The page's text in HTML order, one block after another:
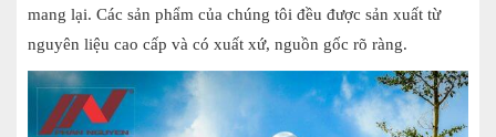
mang lại. Các sản phẩm của chúng tôi đều được sản xuất từ
nguyên liệu cao cấp và có xuất xứ, nguồn gốc rõ ràng.